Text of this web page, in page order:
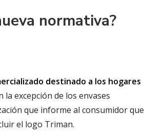
normativa?
destinado a los hogares
la excepción de los envases
que informe al consumidor que
el logo Triman.